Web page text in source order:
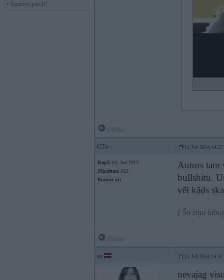
• Aizmirsi paroli?
GTs- 11. Feb 2024, 14:27
Kopš: 03. Jun 2013
Ziņojumi: 822
Braucu ar:
Autors tam
bullshitu.
vēl kāds
[ Šo ziņu
sn 11. Feb 2024, 14:42
nevajag